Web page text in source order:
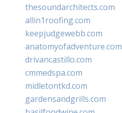
thesoundarchitects.com
allin1roofing.com
keepjudgewebb.com
anatomyofadventure.com
drivancastillo.com
cmmedspa.com
midletontkd.com
gardensandgrills.com